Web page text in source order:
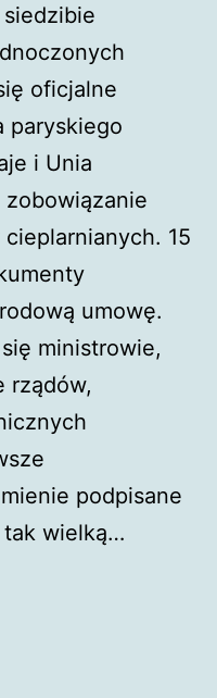
oficjalne
paryskiego
i Unia
zobowiązanie
15
umowę.
ministrowie,
rządów,
podpisane
tak wielką…